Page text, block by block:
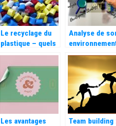
Le recyclage du
plastique – quels
types de
plastiques
distingue-t-on ?
Analyse de
concurrentiel,
que signifie
exactement
cinq forces de
Porter ?
Les avantages
Team building